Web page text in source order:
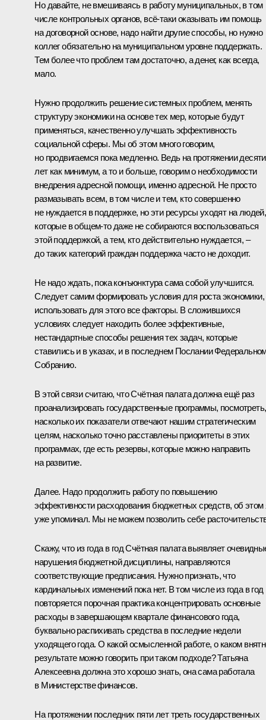
Но давайте, не вмешиваясь в работу муниципальных, в том
числе контрольных органов, всё‑таки оказывать им помощь
на договорной основе, надо найти другие способы, но нужно
коллег обязательно на муниципальном уровне поддержать.
Тем более что проблем там достаточно, а денег, как всегда,
мало.
Нужно продолжить решение системных проблем, менять
структуру экономики на основе тех мер, которые будут
применяться, качественно улучшать эффективность
социальной сферы. Мы об этом много говорим,
но продвигаемся пока медленно. Ведь на протяжении десяти
лет как минимум, а то и больше, говорим о необходимости
внедрения адресной помощи, именно адресной. Не просто
размазывать всем, в том числе и тем, кто совершенно
не нуждается в поддержке, но эти ресурсы уходят на людей,
которые в общем‑то даже не собираются воспользоваться
этой поддержкой, а тем, кто действительно нуждается, –
до таких категорий граждан поддержка часто не доходит.
Не надо ждать, пока конъюнктура сама собой улучшится.
Следует самим формировать условия для роста экономики,
использовать для этого все факторы. В сложившихся
условиях следует находить более эффективные,
нестандартные способы решения тех задач, которые
ставились и в указах, и в последнем Послании
Собранию.
В этой связи считаю, что Счётная палата должна ещё раз
проанализировать государственные программы, посмотреть,
насколько их показатели отвечают нашим стратегическим
целям, насколько точно расставлены приоритеты в этих
программах, где есть резервы, которые можно направить
на развитие.
Далее. Надо продолжить работу по повышению
эффективности расходования бюджетных средств, об этом
уже упоминал. Мы не можем позволить себе
Скажу, что из года в год Счётная палата выявляет
нарушения бюджетной дисциплины, направляются
соответствующие предписания. Нужно признать, что
кардинальных изменений пока нет. В том числе из года в год
повторяется порочная практика концентрировать основные
расходы в завершающем квартале финансового года,
буквально распихивать средства в последние недели
уходящего года. О какой осмысленной работе, о каком
результате можно говорить при таком подходе? Татьяна
Алексеевна должна это хорошо знать, она сама работала
в Министерстве финансов.
На протяжении последних пяти лет треть государственных